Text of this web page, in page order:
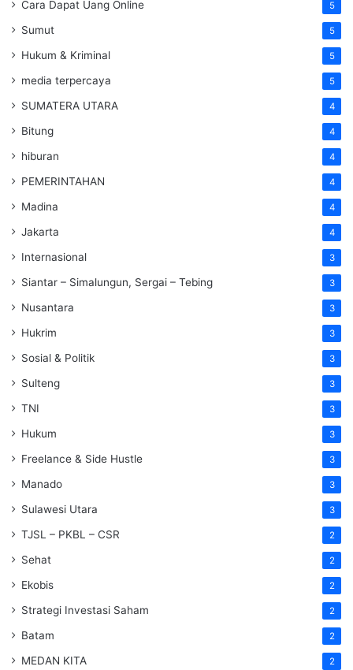
Cara Dapat Uang Online 5
Sumut 5
Hukum & Kriminal 5
media terpercaya 5
SUMATERA UTARA 4
Bitung 4
hiburan 4
PEMERINTAHAN 4
Madina 4
Jakarta 4
Internasional 3
Siantar – Simalungun, Sergai – Tebing 3
Nusantara 3
Hukrim 3
Sosial & Politik 3
Sulteng 3
TNI 3
Hukum 3
Freelance & Side Hustle 3
Manado 3
Sulawesi Utara 3
TJSL – PKBL – CSR 2
Sehat 2
Ekobis 2
Strategi Investasi Saham 2
Batam 2
MEDAN KITA 2